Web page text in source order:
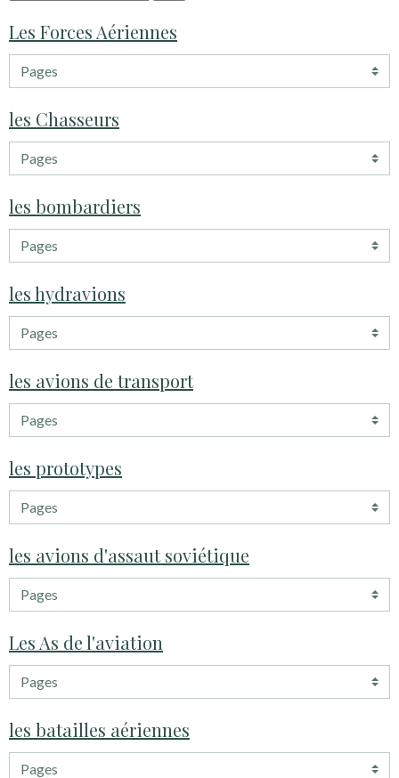
Les Forces Aériennes
les Chasseurs
les bombardiers
les hydravions
les avions de transport
les prototypes
les avions d'assaut soviétique
Les As de l'aviation
les batailles aériennes